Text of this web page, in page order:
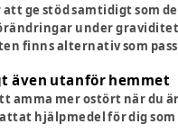
ge stöd samtidigt som
under
finns alternativ som
även utanför hemmet
amma mer ostört när du
hjälpmedel för dig